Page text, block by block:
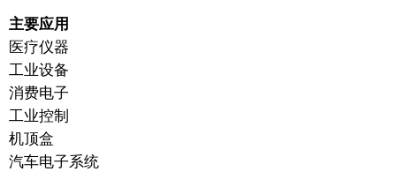
主要应用
医疗仪器
工业设备
消费电子
工业控制
机顶盒
汽车电子系统